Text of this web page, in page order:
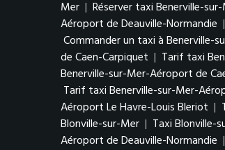
Mer | Réserver taxi Benerville-
Aéroport de Deauville-Normandie |
Commander un taxi à Benerville-
de Caen-Carpiquet | Tarif taxi
Benerville-sur-Mer-Aéroport de
Tarif taxi Benerville-sur-Mer-
Aéroport Le Havre-Louis Bleriot |
Blonville-sur-Mer | Taxi Blonville-
Aéroport de Deauville-Normandie |